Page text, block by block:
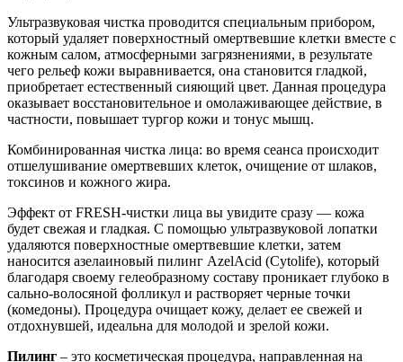
Ультразвуковая чистка проводится специальным прибором,
который удаляет поверхностный омертвевшие клетки вместе с
кожным салом, атмосферными загрязнениями, в результате
чего рельеф кожи выравнивается, она становится гладкой,
приобретает естественный сияющий цвет. Данная процедура
оказывает восстановительное и омолаживающее действие, в
частности, повышает тургор кожи и тонус мышц.
Комбинированная чистка лица: во время сеанса происходит
отшелушивание омертвевших клеток, очищение от шлаков,
токсинов и кожного жира.
Эффект от FRESH-чистки лица вы увидите сразу — кожа
будет свежая и гладкая. С помощью ультразвуковой лопатки
удаляются поверхностные омертвевшие клетки, затем
наносится азелаиновый пилинг AzelAcid (Cytolife), который
благодаря своему гелеобразному составу проникает глубоко в
сально-волосяной фолликул и растворяет черные точки
(комедоны). Процедура очищает кожу, делает ее свежей и
отдохнувшей, идеальна для молодой и зрелой кожи.
Пилинг – это косметическая процедура, направленная на